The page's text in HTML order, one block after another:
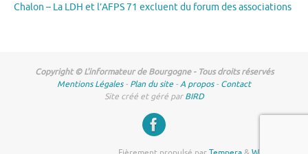
Chalon – La LDH et l’AFPS 71 excluent du forum des associations
Copyright © L'informateur de Bourgogne - Tous droits réservés
Mentions Légales- Plan du site -A propos- Contact
Site créé et géré parBIRD